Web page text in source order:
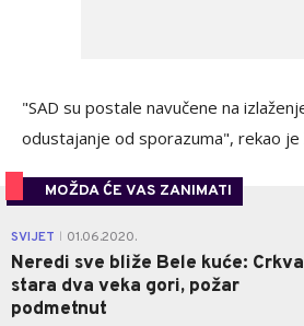
"SAD su postale navučene na
odustajanje od sporazuma", rekao je
MOŽDA ĆE VAS ZANIMATI
SVIJET 01.06.2020.
Neredi sve bliže Bele kuće: Crkva
stara dva veka gori, požar
podmetnut